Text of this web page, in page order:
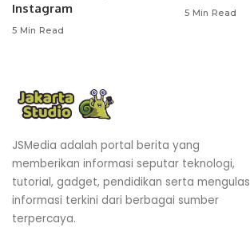
Instagram
5 Min Read
5 Min Read
JSMedia adalah portal berita yang
memberikan informasi seputar teknologi,
tutorial, gadget, pendidikan serta mengulas
informasi terkini dari berbagai sumber
terpercaya.